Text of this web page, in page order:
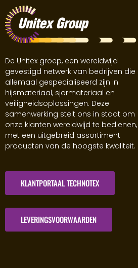
De Unitex groep, een wereldwijd
gevestigd netwerk van bedrijven die
allemaal gespecialiseerd zijn in
hijsmateriaal, sjormateriaal en
veiligheidsoplossingen. Deze
samenwerking stelt ons in staat om
onze klanten wereldwijd te bedienen,
met een uitgebreid assortiment
producten van de hoogste kwaliteit.
KLANTPORTAAL TECHNOTEX
LEVERINGSVOORWAARDEN